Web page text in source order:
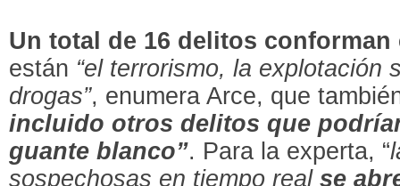
Un total de 16 delitos conforman
están “el terrorismo, la explotación
drogas”, enumera Arce, que
incluido otros delitos que
guante blanco”. Para la experta, “
sospechosas en tiempo realse